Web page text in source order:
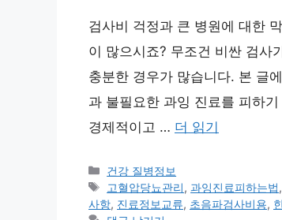
검사비 걱정과 큰 병원에 대한
이 많으시죠? 무조건 비싼 검사
충분한 경우가 많습니다. 본 글
과 불필요한 과잉 진료를 피하
경제적이고 … 더 읽기
카
테
고
건강 질병정보
태
그
고혈압당뇨관리,과잉진료피하는법,
사항, 진료정보교류, 초음파검사비용,